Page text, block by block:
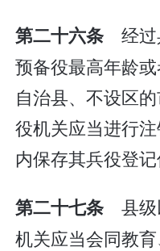
第二十六条经
预备役最高年龄或
自治县、不设区
役机关应当进行
内保存其兵役登记
第二十七条县
机关应当会同教